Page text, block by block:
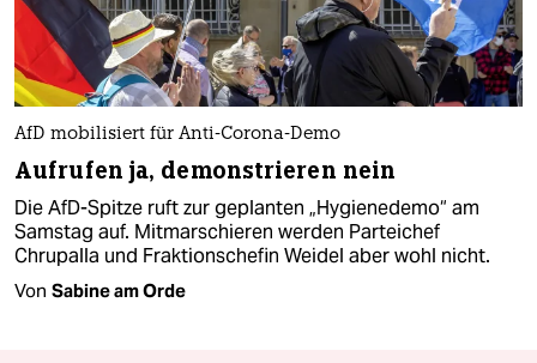
AfD mobilisiert für Anti-Corona-Demo
Aufrufen ja, demonstrieren nein
Die AfD-Spitze ruft zur geplanten „Hygienedemo“ am
Samstag auf. Mitmarschieren werden Parteichef
Chrupalla und Fraktionschefin Weidel aber wohl nicht.
Von Sabine am Orde